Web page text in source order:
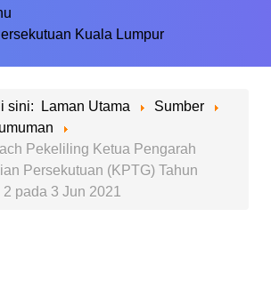
Kuala Lumpur
sini: Laman Utama
Sumber
Pekeliling Ketua Pengarah
Persekutuan (KPTG) Tahun
pada 3 Jun 2021